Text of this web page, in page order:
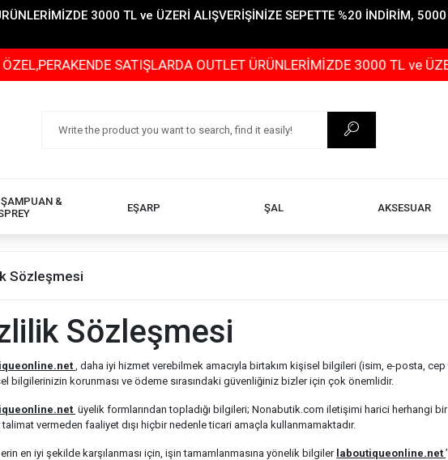
3000 TL ve ÜZERİ ALIŞVERİŞİNİZE SEPETTE %20 İNDİRİM,
SATIŞLARDA OUTLET ÜRÜNLERİMİZDE 3000 TL ve
ŞAMPUAN &
EŞARP ŞAL AKSESUAR
Sözleşmesi
Sözleşmesi
, daha iyi hizmet verebilmek amacıyla birtakım kişisel bilgileri (isim, e-posta,
bilgilerinizin korunması ve ödeme sırasındaki güvenliğiniz bizler için çok önemlidir.
üyelik formlarından topladığı bilgileri; Nonabutik.com iletişimi harici herhangi
vermeden faaliyet dışı hiçbir nedenle ticari amaçla kullanmamaktadır.
en iyi şekilde karşılanması için, işin tamamlanmasına yönelik bilgiler laboutiqueonline.net